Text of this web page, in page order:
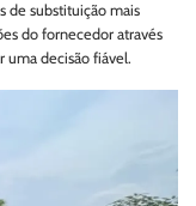
de substituição mais
do fornecedor através
uma decisão fiável.